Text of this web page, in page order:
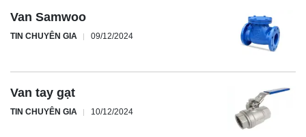
Van Samwoo
TIN CHUYÊN GIA 09/12/2024
Van tay gạt
TIN CHUYÊN GIA 10/12/2024